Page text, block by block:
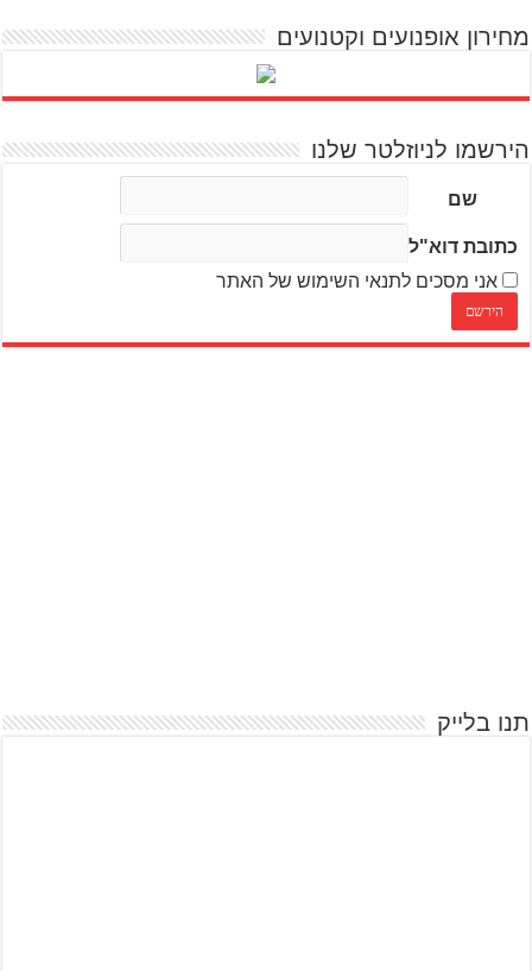
מחירון אופנועים וקטנועים
הירשמו לניוזלטר שלנו
שם
כתובת דוא"ל
אני מסכים לתנאי השימוש של האתר
תנו בלייק